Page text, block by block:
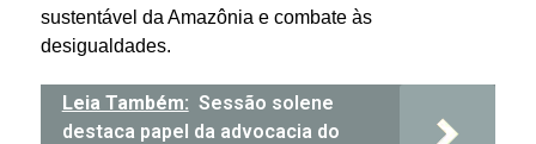
sustentável da Amazônia e combate às
desigualdades.
Leia Também: Sessão solene
destaca papel da advocacia do